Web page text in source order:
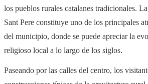
los pueblos rurales catalanes tradicionales.
Sant Pere constituye uno de los principales
del municipio, donde se puede apreciar la
religioso local a lo largo de los siglos.
Paseando por las calles del centro, los